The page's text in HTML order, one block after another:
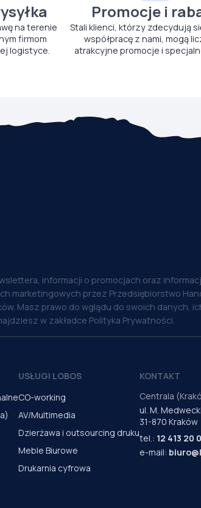
na terenie
firmom
logistyce.
Promocje i
Stali klienci, którzy zdecydują
współpracę z nami, mogą
atrakcyjne promocje i
informacji o promocjach oraz
przez Przedsiębiorstwo
Masz prawo do wglądu do swoich danych,
w zakładce Polityka Prywatności.
USŁUGI LOBOS
CO-working
AV/Multimedia
Dzierżawa i outsourcing druku
Meble Biurowe
Drukarnia cyfrowa
KONTAKT
Centrala
ul. M.
31-870 Kraków
tel.: 12 413 20
e-mail: